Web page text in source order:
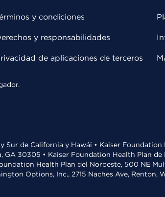
y condiciones
y responsabilidades
de aplicaciones de terceros
Sur de California y Hawái • Kaiser
30305 • Kaiser Foundation Health Plan
Health Plan del Noroeste, 500 NE
Options, Inc., 2715 Naches Ave, Renton,